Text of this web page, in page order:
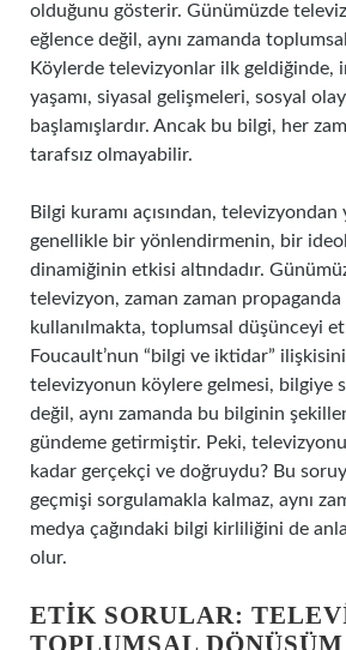
olduğunu gösterir. Günümüzde
eğlence değil, aynı zamanda
Köylerde televizyonlar ilk geldiğinde,
yaşamı, siyasal gelişmeleri, sosyal
başlamışlardır. Ancak bu bilgi, her
tarafsız olmayabilir.
Bilgi kuramı açısından, televizyondan
genellikle bir yönlendirmenin, bir
dinamiğinin etkisi altındadır.
televizyon, zaman zaman propaganda
kullanılmakta, toplumsal düşünceyi
Foucault’nun “bilgi ve iktidar”
televizyonun köylere gelmesi, bilgiye
değil, aynı zamanda bu bilginin
gündeme getirmiştir. Peki,
kadar gerçekçi ve doğruydu? Bu
geçmişi sorgulamakla kalmaz, aynı
medya çağındaki bilgi kirliliğini de
olur.
ETIK SORULAR:
TOPLUMSAL DÖNÜŞÜM